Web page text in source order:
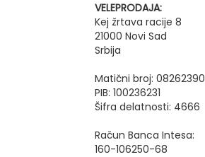
VELEPRODAJA:
Kej žrtava racije 8
21000 Novi Sad
Srbija
Matični broj: 08262390
PIB: 100236231
Šifra delatnosti: 4666
Račun Banca Intesa:
160-106250-68